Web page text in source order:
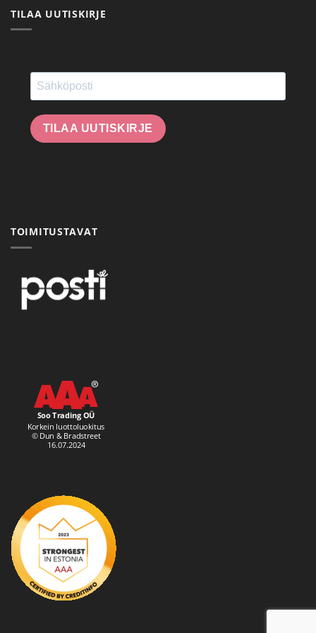
TILAA UUTISKIRJE
TILAA UUTISKIRJE
TOIMITUSTAVAT